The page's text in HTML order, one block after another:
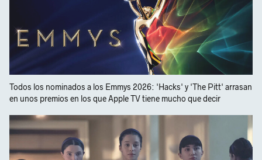
Todos los nominados a los Emmys 2026: 'Hacks' y 'The Pitt' arrasan
en unos premios en los que Apple TV tiene mucho que decir